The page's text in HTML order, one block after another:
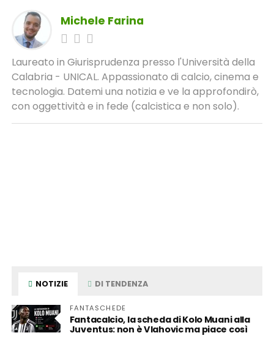
Michele Farina
Laureato in Giurisprudenza presso l'Università della
Calabria - UNICAL. Appassionato di calcio, cinema e
tecnologia. Datemi una notizia e ve la approfondirò,
con oggettività e in fede (calcistica e non solo).
NOTIZIE DI TENDENZA
FANTASCHEDE
Fantacalcio, la scheda di Kolo Muani alla
Juventus: non è Vlahovic ma piace così